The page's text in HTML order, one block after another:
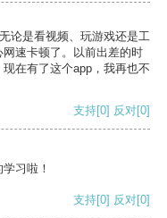
论是看视频、玩游戏还是工
速卡顿了。以前出差的时
在有了这个app，我再也不
支持[0] 反对[0]
习啦！
支持[0] 反对[0]